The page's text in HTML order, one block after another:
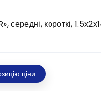
середні, короткі,
ціни